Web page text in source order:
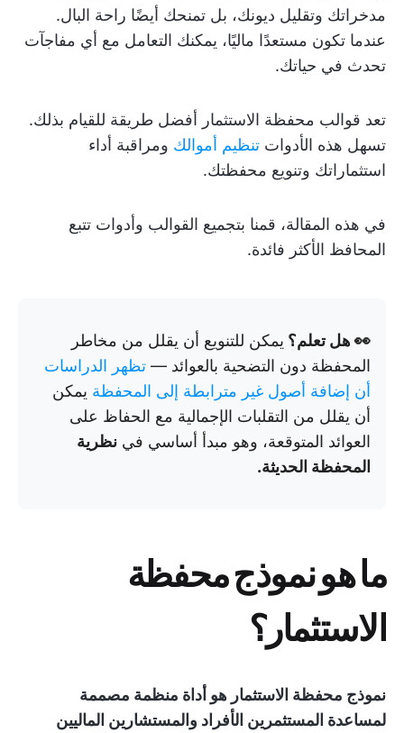
مدخراتك وتقليل ديونك، بل تمنحك أيضًا راحة البال.
عندما تكون مستعدًا ماليًا، يمكنك التعامل مع أي مفاجآت
تحدث في حياتك.
تعد قوالب محفظة الاستثمار أفضل طريقة للقيام بذلك.
تسهل هذه الأدوات تنظيم أموالك ومراقبة أداء
استثماراتك وتنويع محفظتك.
في هذه المقالة، قمنا بتجميع القوالب وأدوات تتبع
المحافظ الأكثر فائدة.
👀 هل تعلم؟ يمكن للتنويع أن يقلل من مخاطر
المحفظة دون التضحية بالعوائد — تظهر الدراسات
أن إضافة أصول غير مترابطة إلى المحفظة يمكن
أن يقلل من التقلبات الإجمالية مع الحفاظ على
العوائد المتوقعة، وهو مبدأ أساسي في نظرية
المحفظة الحديثة.
ما هو نموذج محفظة
الاستثمار؟
نموذج محفظة الاستثمار هو أداة منظمة مصممة
لمساعدة المستثمرين الأفراد والمستشارين الماليين